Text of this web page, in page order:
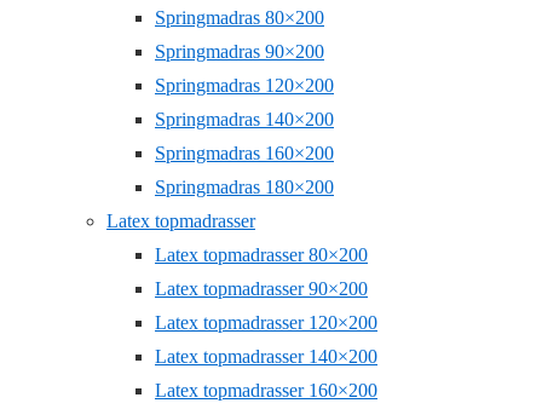
Springmadras 80×200
Springmadras 90×200
Springmadras 120×200
Springmadras 140×200
Springmadras 160×200
Springmadras 180×200
Latex topmadrasser
Latex topmadrasser 80×200
Latex topmadrasser 90×200
Latex topmadrasser 120×200
Latex topmadrasser 140×200
Latex topmadrasser 160×200